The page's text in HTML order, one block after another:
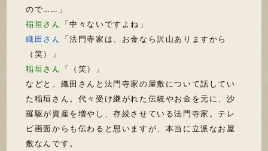
ので……」
稲垣さん
「中々ないですよね」
織田さん
「法門寺家は、お金なら沢山ありますから
（笑）」
稲垣さん
「（笑）」
などと、織田さんと法門寺家の屋敷について話してい
た稲垣さん。代々受け継がれた伝統やお金を元に、沙
羅駆が資産を増やし、存続させている法門寺家。テレ
ビ画面からも伝わると思いますが、本当に立派なお屋
敷なんです。